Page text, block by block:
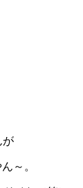
が
～。